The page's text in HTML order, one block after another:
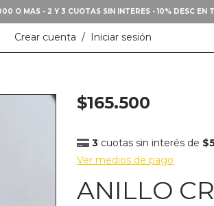
O MAS - 2 Y 3 CUOTAS SIN INTERES - 10% DESC EN
Crear cuenta / Iniciar sesión
$165.500
3 cuotas sin interés de
Ver medios de pago
ANILLO